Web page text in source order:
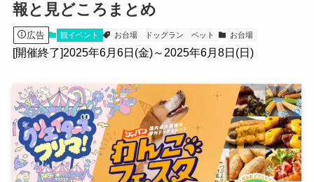
報と見どころまとめ
広告 観イベント お台場 ドッグラン ペット お台場
[開催終了]2025年6月6日(金)～2025年6月8日(日)